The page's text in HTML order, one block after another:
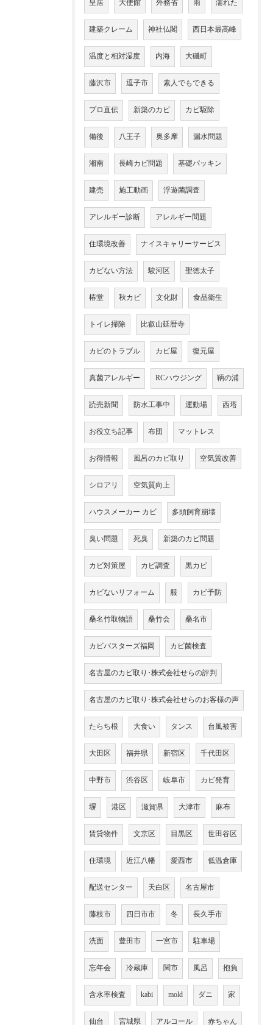
皇居 大使館 外務省 雨 濡れた
建築クレーム 神社仏閣 西日本最高峰
温度と相対湿度 内海 大磯町
藤沢市 逗子市 素人でもできる
プロ直伝 新築のカビ カビ駆除
備後 八王子 奥多摩 漏水問題
湘南 長崎カビ問題 基礎パッキン
建売 施工動画 浮遊菌調査
アレルギー診断 アレルギー問題
住環境改善 ナイスキャリーサービス
カビない方法 駿河区 聖徳太子
椿堂 秋カビ 文化財 食品衛生
トイレ掃除 比叡山延暦寺
カビのトラブル カビ屋 復元屋
真菌アレルギー RCハウジング 鞆の浦
読売新聞 防水工事中 運動場 西塔
お役立ち記事 布団 マットレス
お得情報 風呂のカビ取り 空気質改善
シロアリ 空気質向上
ハウスメーカー カビ 多頭飼育崩壊
臭い問題 死臭 新築のカビ問題
カビ対策屋 カビ調査 黒カビ
カビないリフォーム 服 カビ予防
桑名竹取物語 桑竹会 桑名市
カビバスターズ福岡 カビ菌検査
名古屋のカビ取り･株式会社せらの評判
名古屋のカビ取り･株式会社せらのお客様の声
たらち根 大食い タンス 台風被害
大田区 福井県 新宿区 千代田区
中野市 渋谷区 岐阜市 カビ発育
塀 港区 滋賀県 大津市 麻布
賃貸物件 文京区 目黒区 世田谷区
住環境 近江八幡 愛西市 低温倉庫
配送センター 天白区 名古屋市
藤枝市 四日市市 冬 長久手市
洗面 豊田市 一宮市 駐車場
忘年会 冷蔵庫 関市 風呂 抱負
含水率検査 kabi mold ダニ 家
仙台 宮城県 アルコール 赤ちゃん